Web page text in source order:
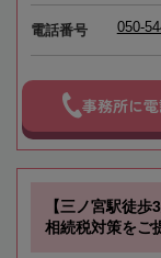
電話番号 050-
事務所に
【三ノ宮駅徒
相続税対策をご